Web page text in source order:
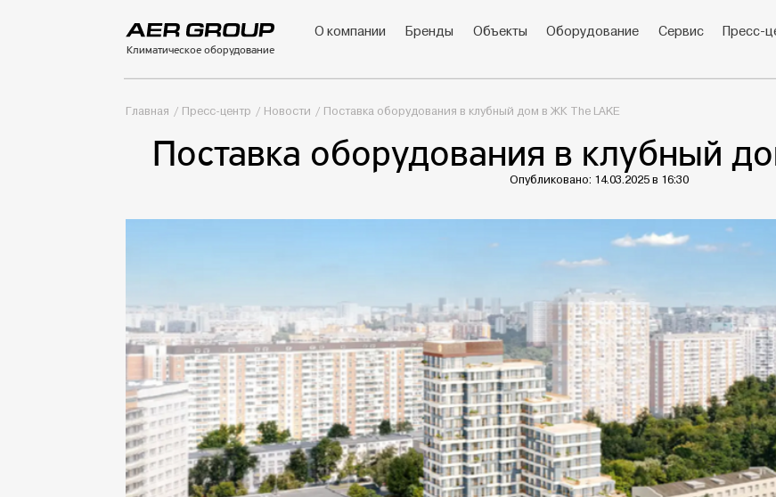
Климатическое оборудование
О компании Бренды Объекты Оборудование Сервис Пресс-
Главная Пресс-центр Новости Поставка оборудования в клубный дом в ЖК The LAKE
Поставка оборудования в клубный
Опубликовано: 14.03.2025 в 16:30